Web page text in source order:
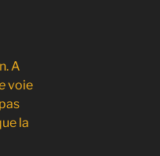
A
voie
la